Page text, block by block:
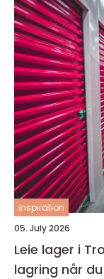
inspiration
05. July 2026
Leie lager i
lagring når